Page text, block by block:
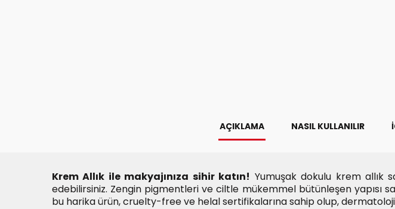
AÇIKLAMA NASIL KULLANILIR
Krem Allık ile makyajınıza sihir katın! Yumuşak dokulu krem
edebilirsiniz. Zengin pigmentleri ve ciltle mükemmel bütünleşen yapısı
bu harika ürün, cruelty-free ve helal sertifikalarına sahip olup,